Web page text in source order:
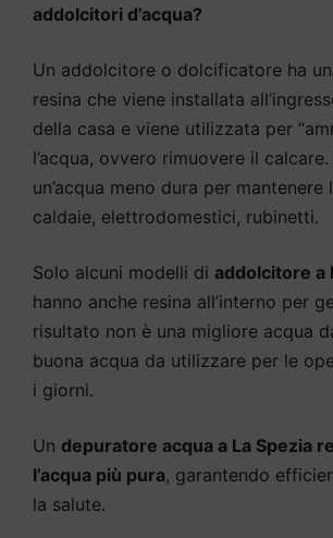
addolcitori d’acqua?
Un addolcitore o dolcificatore ha
resina che viene installata
della casa e viene utilizzata per
l’acqua, ovvero rimuovere il
un’acqua meno dura per
caldaie, elettrodomestici, rubinetti.
Solo alcuni modelli di addolcitore a
hanno anche resina all’interno per
risultato non è una migliore acqua
buona acqua da utilizzare per le
i giorni.
Un depuratore acqua a La Spezia
l’acqua più pura, garantendo
la salute.